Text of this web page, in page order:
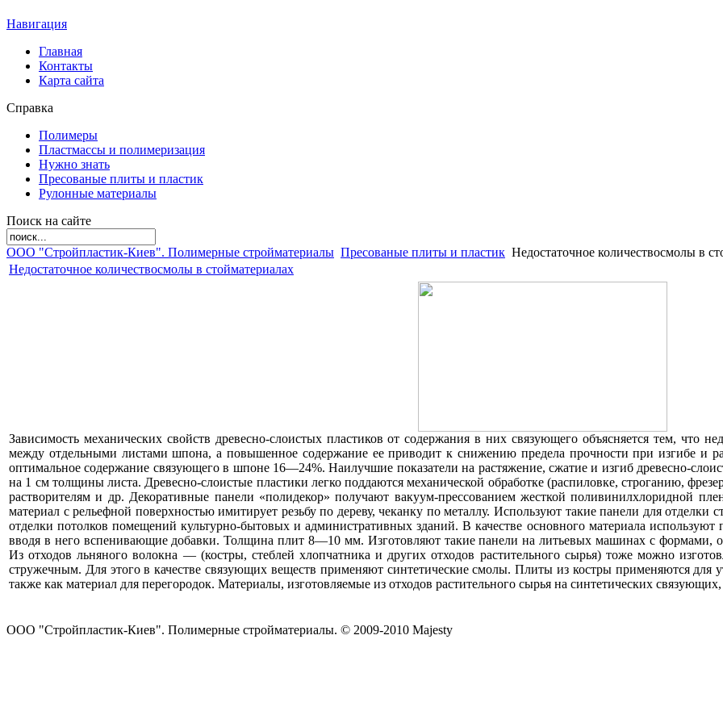
Навигация
Главная
Контакты
Карта сайта
Справка
Полимеры
Пластмассы и полимеризация
Нужно знать
Пресованые плиты и пластик
Рулонные материалы
Поиск на сайте
ООО "Стройпластик-Киев". Полимерные стройматериалы Пресованые плиты и пластик Недостаточное количествосмолы в
Недостаточное количествосмолы в стойматериалах
Зависимость механических свойств древесно-слоистых пластиков от содержания в них связующего объясняется тем, что
между отдельными листами шпона, а повышенное содержание ее приводит к снижению предела прочности при изгибе и
оптимальное содержание связующего в шпоне 16—24%. Наилучшие показатели на растяжение, сжатие и изгиб древесно-
на 1 см толщины листа. Древесно-слоистые пластики легко поддаются механической обработке (распиловке, строганию,
растворителям и др. Декоративные панели «полидекор» получают вакуум-прессованием жесткой поливинилхлоридной
материал с рельефной поверхностью имитирует резьбу по дереву, чеканку по металлу. Используют такие панели для
отделки потолков помещений культурно-бытовых и административных зданий. В качестве основного материала
вводя в него вспенивающие добавки. Толщина плит 8—10 мм. Изготовляют такие панели на литьевых машинах с формами,
Из отходов льняного волокна — (костры, стеблей хлопчатника и других отходов растительного сырья) тоже можно
стружечным. Для этого в качестве связующих веществ применяют синтетические смолы. Плиты из костры применяются для
также как материал для перегородок. Материалы, изготовляемые из отходов растительного сырья на синтетических
ООО "Стройпластик-Киев". Полимерные стройматериалы. © 2009-2010 Majesty